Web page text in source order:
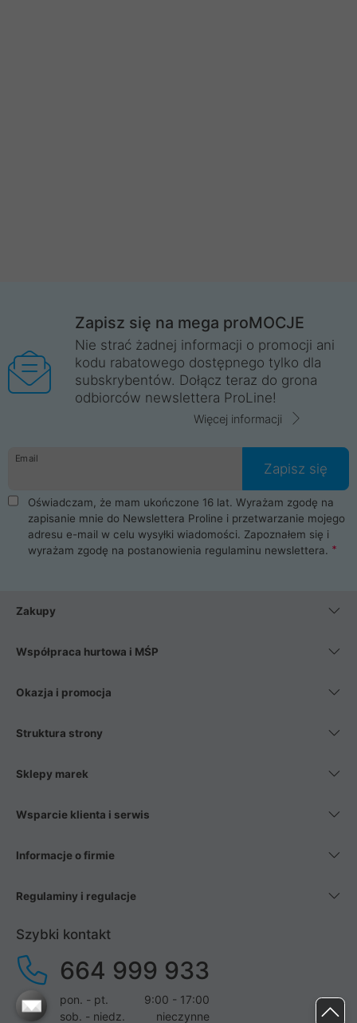
Zapisz się na mega proMOCJE
Nie strać żadnej informacji o promocji ani
kodu rabatowego dostępnego tylko dla
subskrybentów. Dołącz teraz do grona
odbiorców newslettera ProLine!
Więcej informacji
Email
Zapisz się
Oświadczam, że mam ukończone 16 lat. Wyrażam zgodę na
zapisanie mnie do Newslettera Proline i przetwarzanie mojego
adresu e-mail w celu wysyłki wiadomości. Zapoznałem się i
wyrażam zgodę na postanowienia regulaminu newslettera.
Zakupy
Współpraca hurtowa i MŚP
Okazja i promocja
Struktura strony
Sklepy marek
Wsparcie klienta i serwis
Informacje o firmie
Regulaminy i regulacje
Szybki kontakt
664 999 933
pon. - pt.
9:00 - 17:00
sob. - niedz.
nieczynne